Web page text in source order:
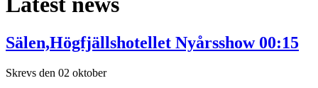
Sälen,Högfjällshotellet Nyårsshow 00:15
Skrevs den 02 oktober